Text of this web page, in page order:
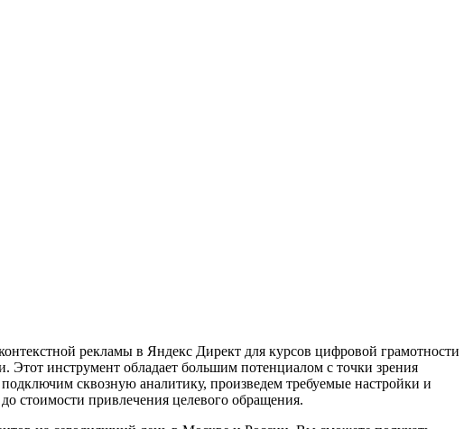
рекламы в Яндекс Директ для курсов цифровой грамотности
инструмент обладает большим потенциалом с точки зрения
сквозную аналитику, произведем требуемые настройки и
стоимости привлечения целевого обращения.